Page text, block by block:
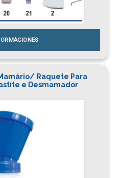
Raquete Para
e Desmamador